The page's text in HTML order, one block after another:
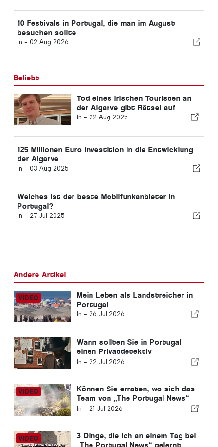
10 Festivals in Portugal, die man im August
besuchen sollte
In - 02 Aug 2026
Beliebt
Tod eines irischen Touristen an
der Algarve gibt Rätsel auf
In - 22 Aug 2025
125 Millionen Euro Investition in die Entwicklung
der Algarve
In - 03 Aug 2025
Welches ist der beste Mobilfunkanbieter in
Portugal?
In - 27 Jul 2025
Andere Artikel
Mein Leben als Landstreicher in
Portugal
In - 26 Jul 2026
Wann sollten Sie in Portugal
einen Privatdetektiv
beauftragen? Fünf Situationen,
entscheidenden Unterschied
ausmachen können
In - 22 Jul 2026
Können Sie erraten, wo sich das
Team von „The Portugal News“
heute befindet?
In - 21 Jul 2026
3 Dinge, die ich an einem Tag bei
„The Portugal News“ gelernt